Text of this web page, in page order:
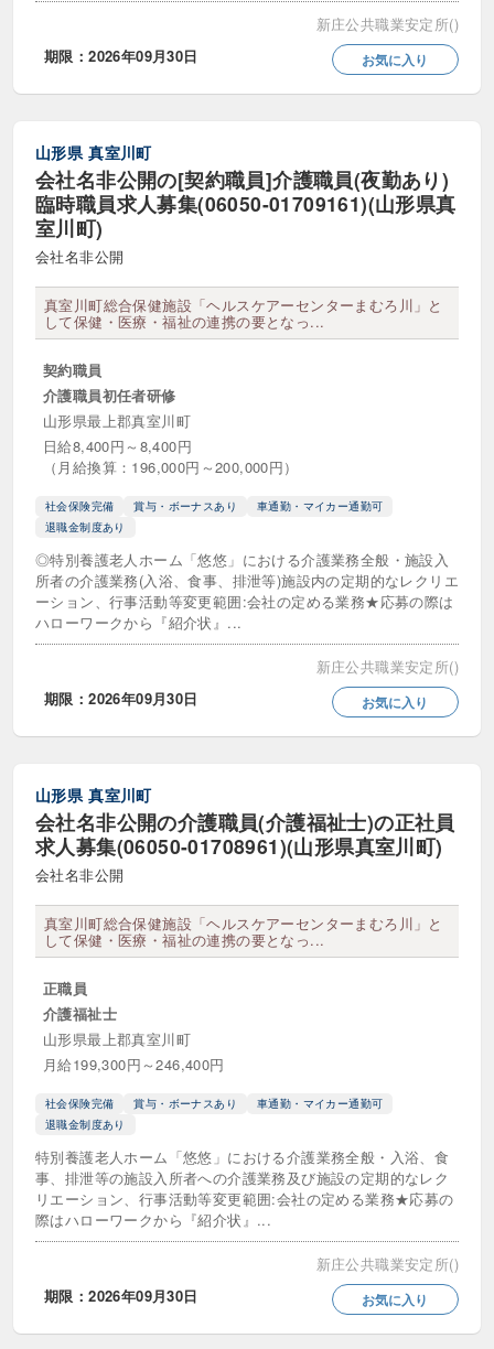
週休3日制
応募要件
60歳以上・シニア歓迎 UIJターン歓迎
Web面接 ダブルワーク・副業可
ブランク可・歓迎
就職氷河期世代歓迎 年齢不問・70代OK
未経験可・初心者歓迎
特定処遇改善加算あり
転職支援金・支度金制度あり
こだわり
社会保険完備 オンライン自主応募可
ネイルOK
介護ロボット導入済み 介護休暇制度あり
住宅手当あり
動物愛護・動物好き
在宅ワーク・在宅勤務可
子育て支援・ママ活躍中
引越し費用補填
有給消化率高め 残業ほぼなし
研修費用負担 英語が使える・活かせる職場
見学OK 託児所あり
資格取得支援・キャリアアップ充実
新庄公共職業安定所()
期限：2026年09月30日
お気に入り
山形県 真室川町
会社名非公開の[契約職員]介護職員(夜勤あり)
臨時職員求人募集(06050-01709161)(山形県真
室川町)
会社名非公開
真室川町総合保健施設「ヘルスケアーセンターまむろ川」と
して保健・医療・福祉の連携の要となっ...
契約職員
介護職員初任者研修
山形県最上郡真室川町
日給8,400円～8,400円
（月給換算：196,000円～200,000円）
社会保険完備 賞与・ボーナスあり
車通勤・マイカー通勤可
退職金制度あり
◎特別養護老人ホーム「悠悠」における介護業務全般・施設入
所者の介護業務(入浴、食事、排泄等)施設内の定期的なレクリエ
ーション、行事活動等変更範囲:会社の定める業務★応募の際は
ハローワークから『紹介状』...
新庄公共職業安定所()
期限：2026年09月30日
お気に入り
山形県 真室川町
会社名非公開の介護職員(介護福祉士)の正社員
求人募集(06050-01708961)(山形県真室川町)
会社名非公開
真室川町総合保健施設「ヘルスケアーセンターまむろ川」と
して保健・医療・福祉の連携の要となっ...
正職員
介護福祉士
山形県最上郡真室川町
月給199,300円～246,400円
社会保険完備 賞与・ボーナスあり
車通勤・マイカー通勤可
退職金制度あり
特別養護老人ホーム「悠悠」における介護業務全般・入浴、食
事、排泄等の施設入所者への介護業務及び施設の定期的なレク
リエーション、行事活動等変更範囲:会社の定める業務★応募の
際はハローワークから『紹介状』...
新庄公共職業安定所()
期限：2026年09月30日
お気に入り